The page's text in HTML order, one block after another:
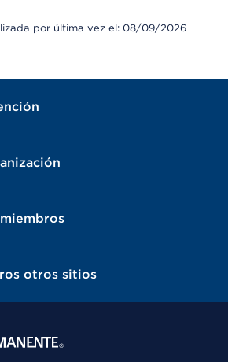
por última vez el: 08/09/2026
otros sitios